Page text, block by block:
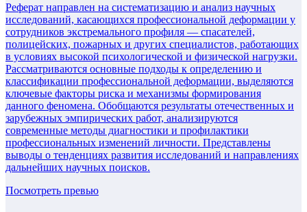
Реферат направлен на систематизацию и анализ научных
исследований, касающихся профессиональной деформации у
сотрудников экстремального профиля — спасателей,
полицейских, пожарных и других специалистов, работающих
в условиях высокой психологической и физической нагрузки.
Рассматриваются основные подходы к определению и
классификации профессиональной деформации, выделяются
ключевые факторы риска и механизмы формирования
данного феномена. Обобщаются результаты отечественных и
зарубежных эмпирических работ, анализируются
современные методы диагностики и профилактики
профессиональных изменений личности. Представлены
выводы о тенденциях развития исследований и направлениях
дальнейших научных поисков.
Посмотреть превью